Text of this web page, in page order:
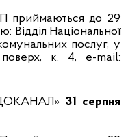
приймаються до 29
Відділ Національної
послуг, у
поверх, к. 4, e-mail:
31 серпня